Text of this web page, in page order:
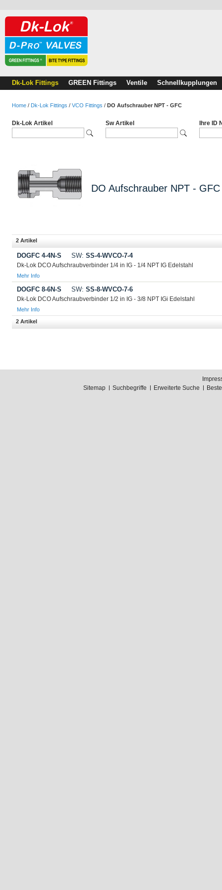
Dk-Lok Fittings GREEN Fittings Ventile Schnellkupplungen
Home / Dk-Lok Fittings / VCO Fittings / DO Aufschrauber NPT - GFC
Dk-Lok Artikel Sw Artikel Ihre ID
DO Aufschrauber NPT - GFC
2 Artikel
DOGFC 4-4N-S SW: SS-4-WVCO-7-4
Dk-Lok DCO Aufschraubverbinder 1/4 in IG - 1/4 NPT IG Edelstahl
Mehr Info
DOGFC 8-6N-S SW: SS-8-WVCO-7-6
Dk-Lok DCO Aufschraubverbinder 1/2 in IG - 3/8 NPT IGi Edelstahl
Mehr Info
2 Artikel
Sitemap
Suchbegriffe Erweiterte Suche